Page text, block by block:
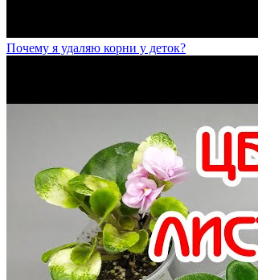
Почему я удаляю корни у деток?